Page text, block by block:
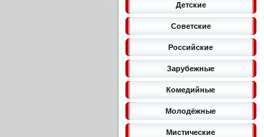
Детские
Советские
Российские
Зарубежные
Комедийные
Молодёжные
Мистические